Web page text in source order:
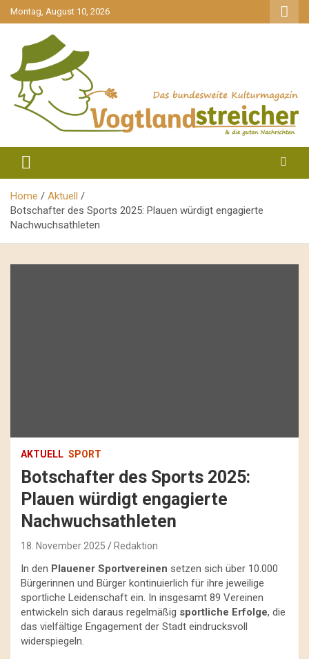
gehe
zum
Montag, August 10, 2026
Vogtlandstreicher
Home
Aktuell
Botschafter des Sports 2025: Plauen würdigt engagierte
Nachwuchsathleten
AKTUELL SPORT
Botschafter des Sports 2025:
Plauen würdigt engagierte
Nachwuchsathleten
18. November 2025 Redaktion
In den Plauener Sportvereinen setzen sich über 10.000
Bürgerinnen und Bürger kontinuierlich für ihre jeweilige
sportliche Leidenschaft ein. In insgesamt 89 Vereinen
entwickeln sich daraus regelmäßig sportliche Erfolge, die
das vielfältige Engagement der Stadt eindrucksvoll
widerspiegeln.